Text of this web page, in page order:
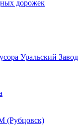
дорожек
Уральский Завод
(Рубцовск)